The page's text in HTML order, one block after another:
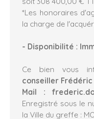
*Les honoraires
la charge de
- Disponibilité :
Ce bien vous
conseiller Frédéric
Mail :
Enregistré sous le
la Ville du greffe :